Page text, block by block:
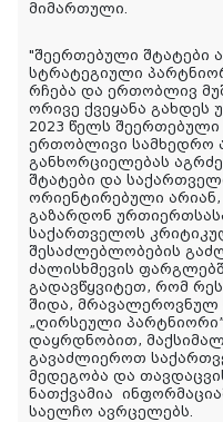
მიმართული.
"შეერთებული შტატები
სტრატეგიული
რჩება და ერთობლივ
ორივე ქვეყანა
2023 წელს
ერთობლივი სამხედრო
განხორციელებას
შტატები და
ორიენტირებული
გაზარდონ
საქართველოს
შესაძლებლობების
ძალისხმევის
გადავწყვიტეთ, რომ
შიდა, მრავალეროვნულ
„ღირსეული
დაყრდნობით,
გავაძლიეროთ
მედეგობა და
ნათქვამია
საელჩო ავრცელებს.